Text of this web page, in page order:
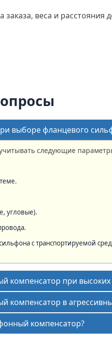
заказа, веса и
выборе фланцевого
следующие
угловые).
с транспортируемой
компенсатор при высоких
в
компенсатор?